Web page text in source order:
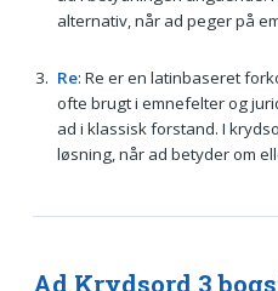
alternativ, når ad peger på
Re: Re er en latinbaseret
ofte brugt i emnefelter og
ad i klassisk forstand. I
løsning, når ad betyder om
Ad Krydsord 3